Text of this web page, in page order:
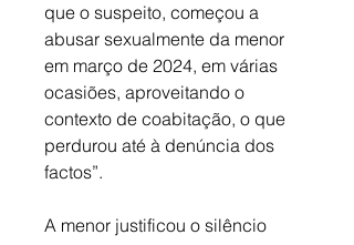
que o suspeito, começou a
abusar sexualmente da menor
em março de 2024, em várias
ocasiões, aproveitando o
contexto de coabitação, o que
perdurou até à denúncia dos
factos”.
A menor justificou o silêncio